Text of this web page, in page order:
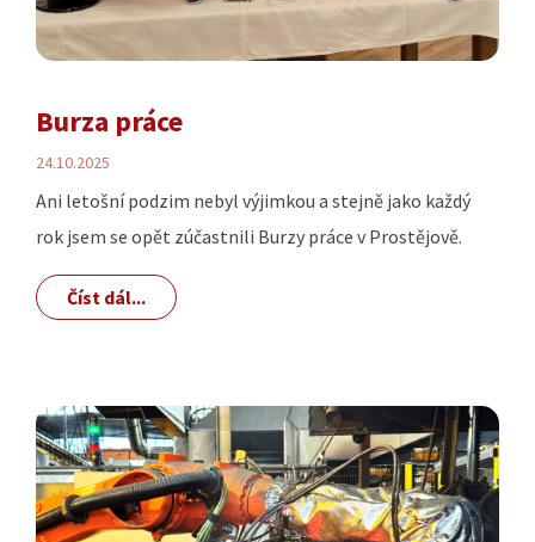
Burza práce
24.10.2025
Ani letošní podzim nebyl výjimkou a stejně jako každý
rok jsem se opět zúčastnili Burzy práce v Prostějově.
Číst dál...